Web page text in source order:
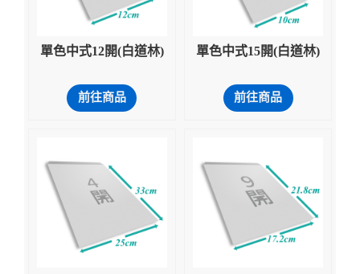
單色中式12開(白道林)
前往商品
單色中式15開(白道林)
前往商品